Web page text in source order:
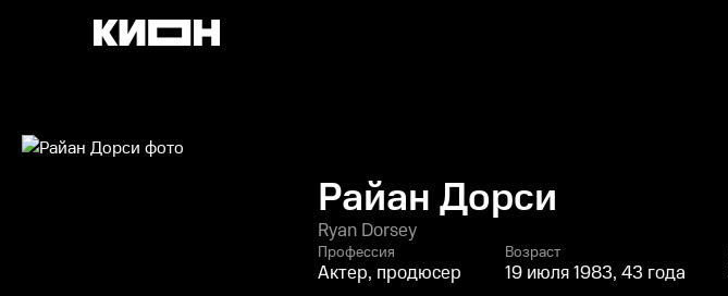
Райан Дорси
Ryan Dorsey
Профессия
Актер, продюсер
Возраст
19 июля 1983, 43 года